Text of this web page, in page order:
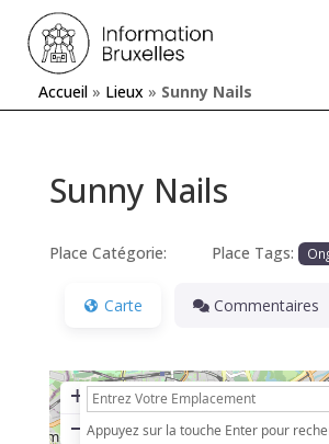
Accueil » Lieux » Sunny Nails
Sunny Nails
Place Catégorie: Place Tags:
Carte Commentaires
+
− Appuyez sur la touche Enter pour